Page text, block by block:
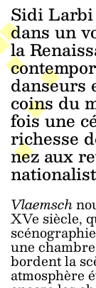
Sidi Larbi
dans un
la
danseurs
coins du
fois une
richesse
nez aux
Vlaemsch
XVe siècle,
une
bordent la
atmosphère